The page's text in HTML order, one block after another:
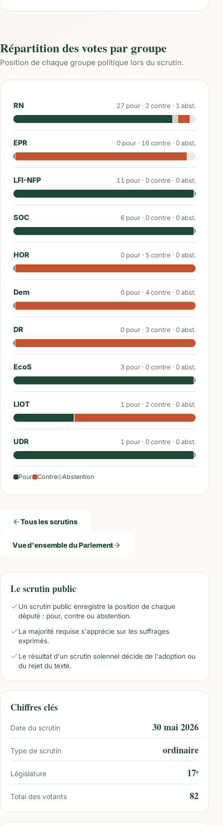
Répartition des votes par groupe
Position de chaque groupe politique lors du scrutin.
RN 27 pour · 2 contre · 1 abst.
EPR 0 pour · 16contre · 0abst.
LFI-NFP 11 pour · 0contre · 0abst.
SOC 6 pour · 0contre · 0abst.
HOR 0 pour · 5contre · 0abst.
Dem 0 pour · 4contre · 0abst.
DR 0 pour · 3contre · 0abst.
EcoS 3 pour · 0contre · 0abst.
LIOT 1 pour · 2 contre · 0abst.
UDR 1 pour · 0contre · 0abst.
Pour Contre Abstention
Tous les scrutins
Vue d'ensemble du Parlement
Le scrutin public
Un scrutin public enregistre la position de chaque
député : pour, contre ou abstention.
La majorité requise s'apprécie sur les suffrages
exprimés.
Le résultat d'un scrutin solennel décide de l'adoption ou
du rejet du texte.
Chiffres clés
Date du scrutin 30 mai 2026
Type de scrutin ordinaire
Législature 17ᵉ
Total des votants 82